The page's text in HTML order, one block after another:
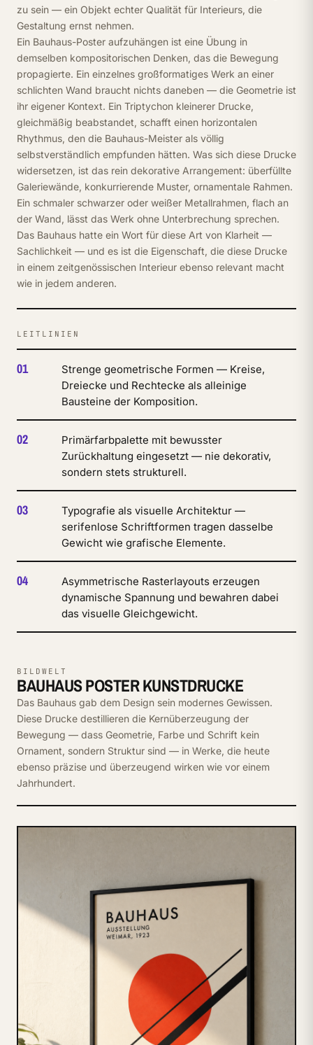
zu sein — ein Objekt echter Qualität für Interieurs, die
Gestaltung ernst nehmen.
Ein Bauhaus-Poster aufzuhängen ist eine Übung in
demselben kompositorischen Denken, das die Bewegung
propagierte. Ein einzelnes großformatiges Werk an einer
schlichten Wand braucht nichts daneben — die Geometrie ist
ihr eigener Kontext. Ein Triptychon kleinerer Drucke,
gleichmäßig beabstandet, schafft einen horizontalen
Rhythmus, den die Bauhaus-Meister als völlig
selbstverständlich empfunden hätten. Was sich diese Drucke
widersetzen, ist das rein dekorative Arrangement: überfüllte
Galeriewände, konkurrierende Muster, ornamentale Rahmen.
Ein schmaler schwarzer oder weißer Metallrahmen, flach an
der Wand, lässt das Werk ohne Unterbrechung sprechen.
Das Bauhaus hatte ein Wort für diese Art von Klarheit —
Sachlichkeit — und es ist die Eigenschaft, die diese Drucke
in einem zeitgenössischen Interieur ebenso relevant macht
wie in jedem anderen.
LEITLINIEN
01
Strenge geometrische Formen — Kreise,
Dreiecke und Rechtecke als alleinige
Bausteine der Komposition.
02
Primärfarbpalette mit bewusster
Zurückhaltung eingesetzt — nie dekorativ,
sondern stets strukturell.
03
Typografie als visuelle Architektur —
serifenlose Schriftformen tragen dasselbe
Gewicht wie grafische Elemente.
04
Asymmetrische Rasterlayouts erzeugen
dynamische Spannung und bewahren dabei
das visuelle Gleichgewicht.
BILDWELT
BAUHAUS POSTER KUNSTDRUCKE
Das Bauhaus gab dem Design sein modernes Gewissen.
Diese Drucke destillieren die Kernüberzeugung der
Bewegung — dass Geometrie, Farbe und Schrift kein
Ornament, sondern Struktur sind — in Werke, die heute
ebenso präzise und überzeugend wirken wie vor einem
Jahrhundert.